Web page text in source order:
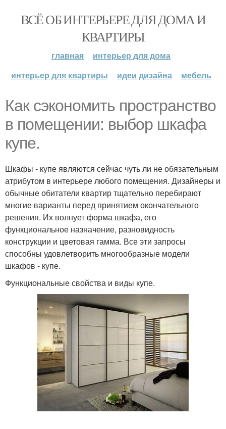
ВСЁ ОБ ИНТЕРЬЕРЕ ДЛЯ ДОМА И
КВАРТИРЫ
главная
интерьер для дома
интерьер для квартиры
идеи дизайна мебель
Как сэкономить пространство
в помещении: выбор шкафа
купе.
Шкафы - купе являются сейчас чуть ли не обязательным
атрибутом в интерьере любого помещения. Дизайнеры и
обычные обитатели квартир тщательно перебирают
многие варианты перед принятием окончательного
решения. Их волнует форма шкафа, его
функциональное назначение, разновидность
конструкции и цветовая гамма. Все эти запросы
способны удовлетворить многообразные модели
шкафов - купе.
Функциональные свойства и виды купе.